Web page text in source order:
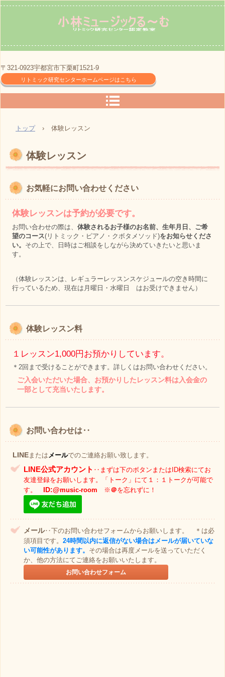
〒321-0923宇都宮市下栗町1521-9
リトミック研究センターホームページはこちら
トップ › 体験レッスン
体験レッスン
お気軽にお問い合わせください
体験レッスンは予約が必要です。
お問い合わせの際は、 体験されるお子様のお名前、生年月日、ご希
望のコース(リトミック・ピアノ・クボタメソッド)をお知らせくださ
い。 その上で、日時はご相談をしながら決めていきたいと思いま
す。
（体験レッスンは、レギュラーレッスンスケジュールの空き時間に
行っているため、現在は月曜日・水曜日 はお受けできません）
体験レッスン料
１レッスン1,000円お預かりしています。
＊2回まで受けることができます。詳しくはお問い合わせください。
ご入会いただいた場合、お預かりしたレッスン料は入会金の
一部として充当いたします。
お問い合わせは‥
LINE または メールでのご連絡お願い致します。
LINE公式アカウント ‥まずは下のボタンまたはID検索にてお
友達登録をお願いします。「トーク」にて１：１トークが可能で
す。 ID:@music-room ※ ＠を忘れずに！
メール‥下のお問い合わせフォームからお願いします。 ＊は必
須項目です。 24時間以内に返信がない場合はメールが届いていな
い可能性があります。 その場合は再度メールを送っていただく
か、他の方法にてご連絡をお願いいたします。
お問い合わせフォーム